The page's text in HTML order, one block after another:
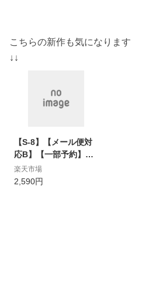
こちらの新作も気になります
↓↓
【S-8】【メール便対
応B】【一部予約】
【送料無料】オーバー
サイズ 長袖 シアーシ
楽天市場
2,590円